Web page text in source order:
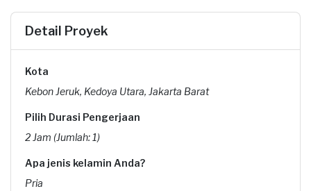
Detail Proyek
Kota
Kebon Jeruk, Kedoya Utara, Jakarta Barat
Pilih Durasi Pengerjaan
2 Jam (Jumlah: 1)
Apa jenis kelamin Anda?
Pria